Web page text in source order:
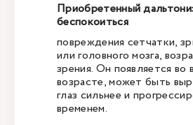
Приобретенный
беспокоиться
повреждения сетчатки,
или головного мозга,
зрения. Он появляется во
возрасте, может быть
глаз сильнее и
временем.